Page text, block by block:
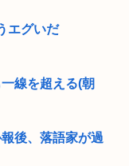
エグいだ
線を超える(朝
後、落語家が過